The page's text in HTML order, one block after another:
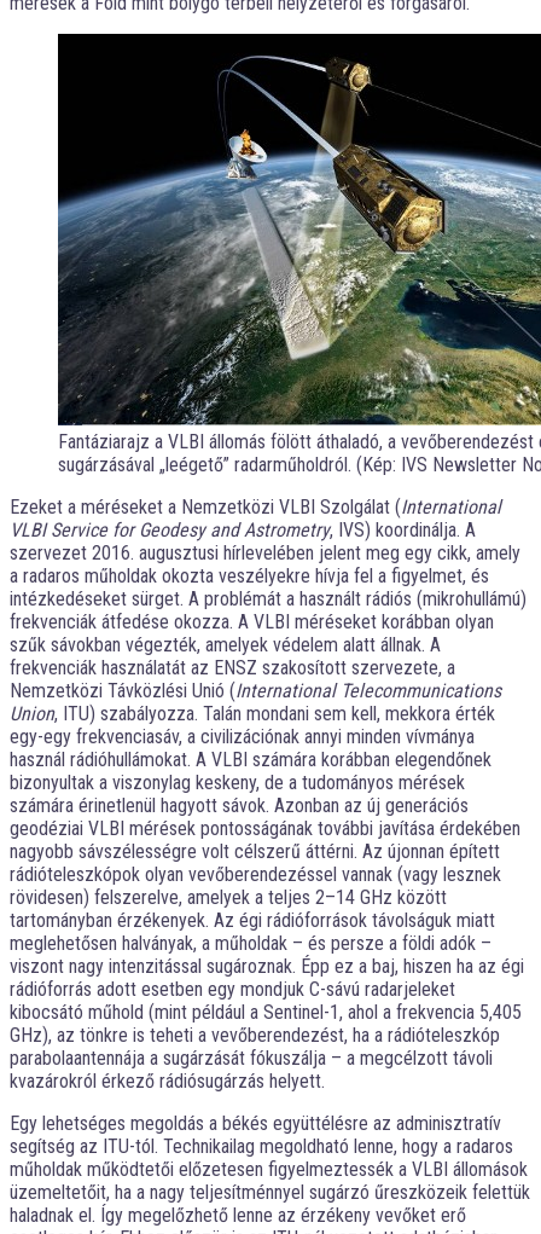
Fantáziarajz a VLBI állomás fölött áthaladó, a vevőberendezést
sugárzásával „leégető” radarműholdról. (Kép: IVS Newsletter
Ezeket a méréseket a Nemzetközi VLBI Szolgálat (International
VLBI Service for Geodesy and Astrometry, IVS) koordinálja. A
szervezet 2016. augusztusi hírlevelében jelent meg egy cikk, amely
a radaros műholdak okozta veszélyekre hívja fel a figyelmet, és
intézkedéseket sürget. A problémát a használt rádiós (mikrohullámú)
frekvenciák átfedése okozza. A VLBI méréseket korábban olyan
szűk sávokban végezték, amelyek védelem alatt állnak. A
frekvenciák használatát az ENSZ szakosított szervezete, a
Nemzetközi Távközlési Unió (International Telecommunications
Union, ITU) szabályozza. Talán mondani sem kell, mekkora érték
egy-egy frekvenciasáv, a civilizációnak annyi minden vívmánya
használ rádióhullámokat. A VLBI számára korábban elegendőnek
bizonyultak a viszonylag keskeny, de a tudományos mérések
számára érinetlenül hagyott sávok. Azonban az új generációs
geodéziai VLBI mérések pontosságának további javítása érdekében
nagyobb sávszélességre volt célszerű áttérni. Az újonnan épített
rádióteleszkópok olyan vevőberendezéssel vannak (vagy lesznek
rövidesen) felszerelve, amelyek a teljes 2–14 GHz között
tartományban érzékenyek. Az égi rádióforrások távolságuk miatt
meglehetősen halványak, a műholdak – és persze a földi adók –
viszont nagy intenzitással sugároznak. Épp ez a baj, hiszen ha az égi
rádióforrás adott esetben egy mondjuk C-sávú radarjeleket
kibocsátó műhold (mint például a Sentinel-1, ahol a frekvencia 5,405
GHz), az tönkre is teheti a vevőberendezést, ha a rádióteleszkóp
parabolaantennája a sugárzását fókuszálja – a megcélzott távoli
kvazárokról érkező rádiósugárzás helyett.
Egy lehetséges megoldás a békés együttélésre az adminisztratív
segítség az ITU-tól. Technikailag megoldható lenne, hogy a radaros
műholdak működtetői előzetesen figyelmeztessék a VLBI állomások
üzemeltetőit, ha a nagy teljesítménnyel sugárzó űreszközeik felettük
haladnak el. Így megelőzhető lenne az érzékeny vevőket erő